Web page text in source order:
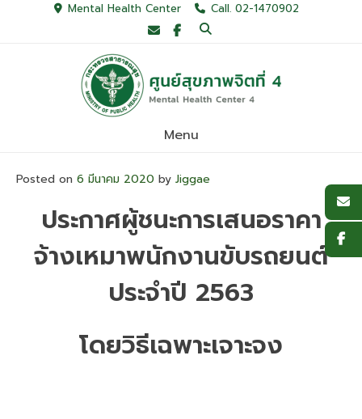
Mental Health Center Call. 02-1470902
Menu
Posted on 6 มีนาคม 2020 by Jiggae
ประกาศผู้ชนะการเสนอราคา
จ้างเหมาพนักงานขับรถยนต์
ประจำปี 2563
โดยวิธีเฉพาะเจาะจง